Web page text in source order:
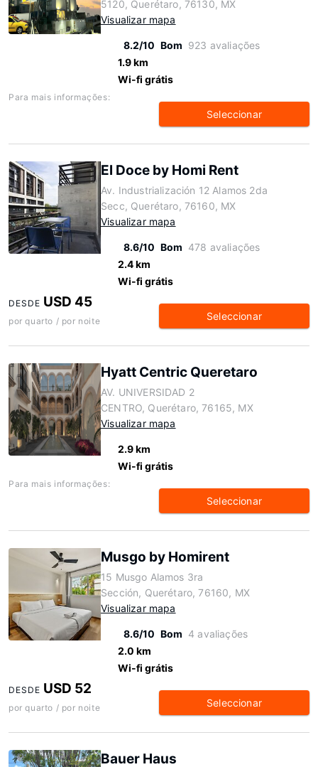
5120, Querétaro, 76130, MX
Visualizar mapa
8.2/10 Bom 923 avaliações
1.9 km
Wi-fi grátis
Para mais informações:
Seleccionar
El Doce by Homi Rent
Av. Industrialización 12 Alamos 2da
Secc, Querétaro, 76160, MX
Visualizar mapa
8.6/10 Bom 478 avaliações
2.4 km
Wi-fi grátis
DESDE USD 45
por quarto / por noite Seleccionar
Hyatt Centric Queretaro
AV. UNIVERSIDAD 2
CENTRO, Querétaro, 76165, MX
Visualizar mapa
2.9 km
Wi-fi grátis
Para mais informações:
Seleccionar
Musgo by Homirent
15 Musgo Alamos 3ra
Sección, Querétaro, 76160, MX
Visualizar mapa
8.6/10 Bom 4 avaliações
2.0 km
Wi-fi grátis
DESDE USD 52
por quarto / por noite Seleccionar
Bauer Haus